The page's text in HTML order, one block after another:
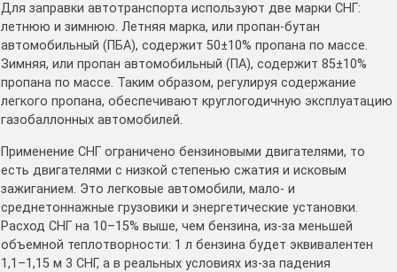
Для заправки автотранспорта используют две марки СНГ:
летнюю и зимнюю. Летняя марка, или пропан-бутан
автомобильный (ПБА), содержит 50±10% пропана по массе.
Зимняя, или пропан автомобильный (ПА), содержит 85±10%
пропана по массе. Таким образом, регулируя содержание
легкого пропана, обеспечивают круглогодичную эксплуатацию
газобаллонных автомобилей.
Применение СНГ огра­ничено бензиновыми двигателями, то
есть двигателями с низкой степенью сжатия и исковым
зажиганием. Это легковые автомобили, мало- и
среднетоннажные грузовики и энергетические установки.
Расход СНГ на 10–15% выше, чем бензина, из-за меньшей
объемной теплотворности: 1 л бензина будет эквивалентен
1,1–1,15 м 3 СНГ, а в реальных условиях из-за падения